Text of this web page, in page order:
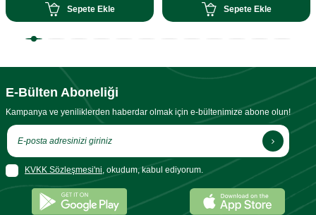
Sepete Ekle Sepete Ekle
E-Bülten Aboneliği
Kampanya ve yeniliklerden haberdar olmak için e-bültenimize abone olun!
KVKK Sözleşmesi'ni, okudum, kabul ediyorum.